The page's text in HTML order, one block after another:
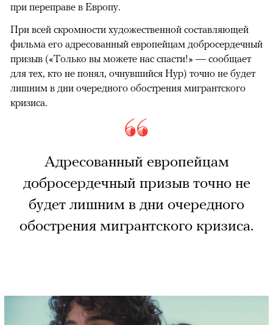
при переправе в Европу.
При всей скромности художественной составляющей
фильма его адресованный европейцам добросердечный
призыв («Только вы можете нас спасти!» — сообщает
для тех, кто не понял, очнувшийся Нур) точно не будет
лишним в дни очередного обострения мигрантского
кризиса.
Адресованный европейцам
добросердечный призыв точно не
будет лишним в дни очередного
обострения мигрантского кризиса.